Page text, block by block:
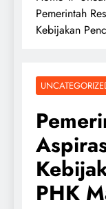
Pemerintah
Kebijakan
PHK